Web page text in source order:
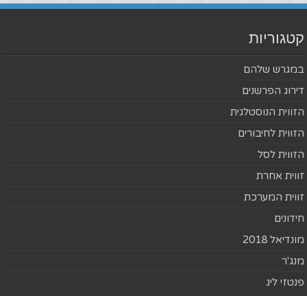
קטגוריות
במגרש שלהם
דירוג הפרשנים
הזווית הנוסטלגית
הזווית לחיבורים
הזווית לסל
זווית אחרת
זווית המערכת
חידונים
מונדיאל 2018
מנג'ר
פנטזי ליג